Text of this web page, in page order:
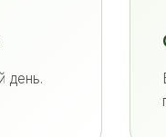
день.